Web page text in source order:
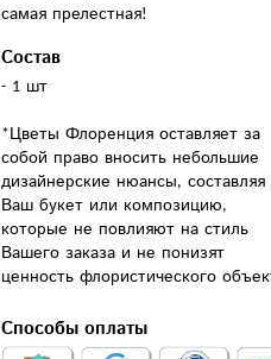
самая прелестная!
Состав
- 1 шт
*Цветы Флоренция оставляет за
собой право вносить небольшие
дизайнерские нюансы, составляя
Ваш букет или композицию,
которые не повлияют на стиль
Вашего заказа и не понизят
ценность флористического
Способы оплаты